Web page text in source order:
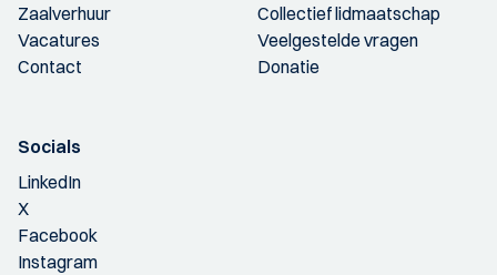
Zaalverhuur
Vacatures
Contact
Collectief lidmaatschap
Veelgestelde vragen
Donatie
Socials
LinkedIn
X
Facebook
Instagram